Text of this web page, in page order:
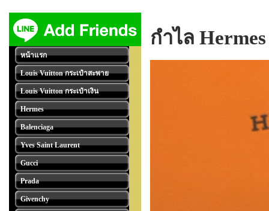
หน้าแรก
Louis Vuitton กระเป๋าสะพาย
Louis Vuitton กระเป๋าเงิน
Hermes
Balenciaga
Yves Saint Laurent
Gucci
Prada
Givenchy
กำไล